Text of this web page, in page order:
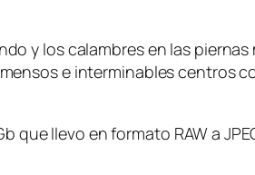
y los calambres en las
e interminables centros
llevo en formato RAW a